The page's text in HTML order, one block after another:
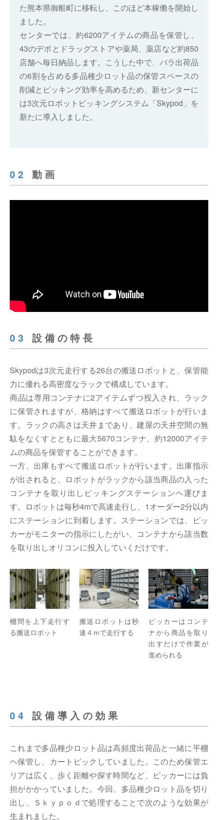
た熊本県御船町に移転し、このほど本稼働を開始し
ました。
センターでは、約6200アイテムの商品を保管し、
43のデポとドラッグストアや薬局、薬店など約850
店舗へ毎日納品します。こうした中で、バラ出荷品
の6割を占める多品種少ロット品の保管スペースの
削減とピッキング効率を高めるため、新センターに
は3次元ロボットピッキングシステム「Skypod」を
新たに導入しました。
動画
02
設備の特長
03
Skypodは3次元走行する26台の搬送ロボットと、保管能
力に優れる高密度なラックで構成しています。
商品は専用コンテナに2アイテムずつ投入され、ラック
に保管されますが、格納はすべて搬送ロボットが行いま
す。ラックの高さは天井まであり、建屋の天井空間の無
駄をなくすとともに最大5670コンテナ、約12000アイテ
ムの商品を保管することができます。
一方、出庫もすべて搬送ロボットが行います。出庫指示
が出されると、ロボットがラックから該当商品の入った
コンテナを取り出しピッキングステーションヘ運びま
す。ロボットは毎秒4mで高速走行し、1オーダー2分以内
にステーションに到着します。ステーションでは、ピッ
カーがモニターの指示にしたがい、コンテナから該当数
を取り出しオリコンに投入していくだけです。
棚間を上下走行す
る搬送ロボット
搬送ロボットは秒
速４ｍで走行する
ピッカーはコンテ
ナから商品を取り
出すだけで作業が
進められる
設備導入の効果
04
これまで多品種少ロット品は高頻度出荷品と一緒に平棚
ヘ保管し、カートピックしていました。このため保管エ
リアは広く、歩く距離や探す時間など、ピッカーには負
担がかかっていました。今回、多品種少ロット品を切り
出し、Ｓｋｙｐｏｄで処理することで次のような効果が
生まれました。